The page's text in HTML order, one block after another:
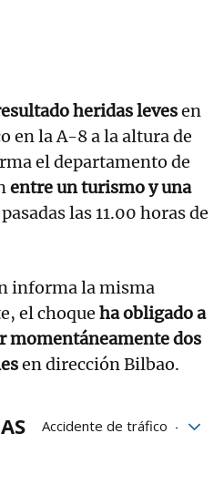
heridas levesen
en la A-8 a la altura de
el departamento de
entre un turismo y una
las 11.00 horas de
informa la misma
el choque ha obligado a
momentáneamente dos
en dirección Bilbao.
Accidente de tráfico